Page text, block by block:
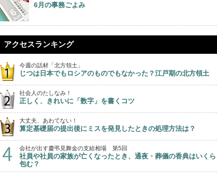
6月の事務ごよみ
アクセスランキング
今週の話材「北方領土」
じつは日本でもロシアのものでもなかった？江戸期の北方領土
社会人のたしなみ！
正しく、きれいに「数字」を書くコツ
大丈夫、あわてない！
算定基礎届の提出後にミスを発見したときの処理方法は？
会社が出す慶弔見舞金の支給相場 第5回
社員や社員の家族が亡くなったとき、通夜・葬儀の香典はいくら
包む？